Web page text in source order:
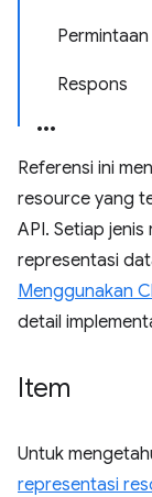
Permintaan
Respons
Referensi ini
resource yang
API. Setiap
representasi
Menggunakan
detail
Item
Untuk
representasi